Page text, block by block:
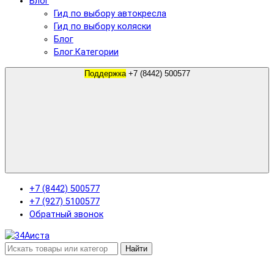
Гид по выбору автокресла
Гид по выбору коляски
Блог
Блог.Категории
Поддержка +7 (8442) 500577
+7 (8442) 500577
+7 (927) 5100577
Обратный звонок
Найти